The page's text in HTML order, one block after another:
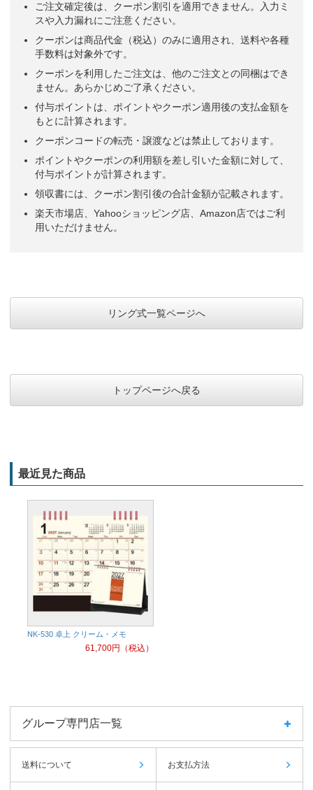
ご注文確定後は、クーポン割引を適用できません。入力ミ
スや入力漏れにご注意ください。
クーポンは商品代金（税込）のみに適用され、送料や各種
手数料は対象外です。
クーポンを利用したご注文は、他のご注文との同梱はでき
ません。あらかじめご了承ください。
付与ポイントは、ポイントやクーポン適用後の支払金額を
もとに計算されます。
クーポンコードの転売・譲渡などは禁止しております。
ポイントやクーポンの利用額を差し引いた金額に対して、
付与ポイントが計算されます。
領収書には、クーポン割引後の合計金額が記載されます。
楽天市場店、Yahooショッピング店、Amazon店ではご利
用いただけません。
リング式一覧ページへ
トップページへ戻る
最近見た商品
NK-530 卓上 クリーム・メモ
61,700円（税込）
グループ専門店一覧
送料について お支払方法